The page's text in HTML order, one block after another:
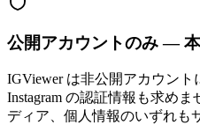
公開アカウントのみ — 本
IGViewer は非公開アカウント
Instagram の認証情報も求め
ディア、個人情報のいずれも